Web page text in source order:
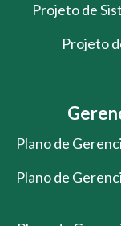
Projeto de
Projeto
Plano de
Plano de